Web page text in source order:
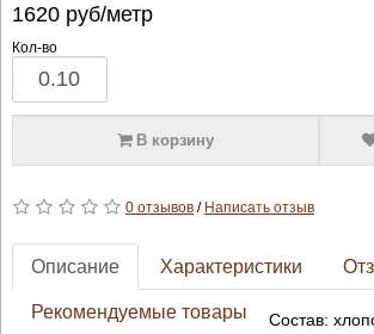
1620руб/метр
Кол-во
В корзину
0 отзывов/ Написать отзыв
Описание Характеристики
Рекомендуемые товары Состав: